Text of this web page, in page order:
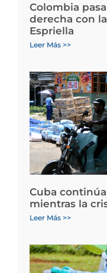
Colombia
derecha con
Espriella
Leer Más >>
Cuba
mientras la
Leer Más >>